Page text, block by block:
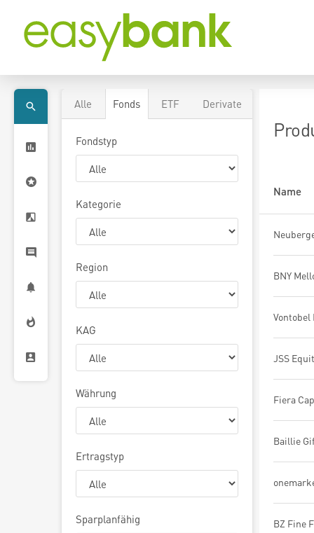
Alle Fonds ETF Derivate
Fondstyp
Kategorie
Region
KAG
Währung
Ertragstyp
Sparplanfähig
Name